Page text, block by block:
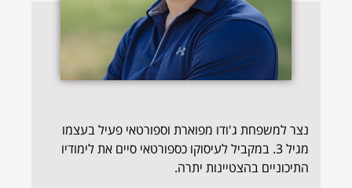
נצר למשפחת ג'ודו מפוארת וספורטאי פעיל בעצמו
מגיל 3. במקביל לעיסוקו כספורטאי סיים את לימודיו
התיכוניים בהצטיינות יתרה.